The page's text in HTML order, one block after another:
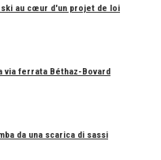
au cœur d'un projet de loi
via ferrata Béthaz-Bovard
da una scarica di sassi